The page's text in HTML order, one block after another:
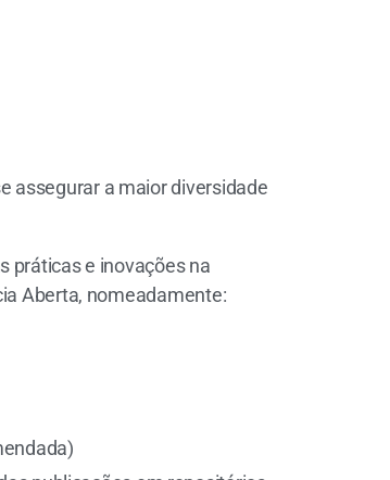
assegurar a maior diversidade
práticas e inovações na
Aberta, nomeadamente: